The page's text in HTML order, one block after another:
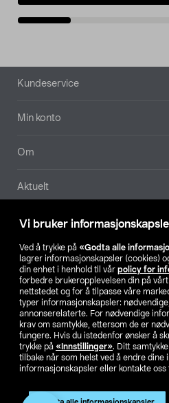
Vi bruker
Ved å trykke på «Godta alle
lagrer informasjonskapsler (cookies)
din enhet i henhold til vår policy for
forbedre brukeropplevelsen din på
nettstedet og for å tilpasse våre
typer informasjonskapsler:
annonserelaterte. For nødvendige
krav om samtykke, ettersom de er
fungere. Hvis du istedenfor ønsker å
trykke på «Innstillinger». Ditt
tilbake når som helst ved å endre dine
informasjonskapsler eller kontakte oss
Produktet
Bunntekst
Kundeservice
Min konto
Om
Aktuelt
Våre selskaper
Finn
SE NO
Endre til priser